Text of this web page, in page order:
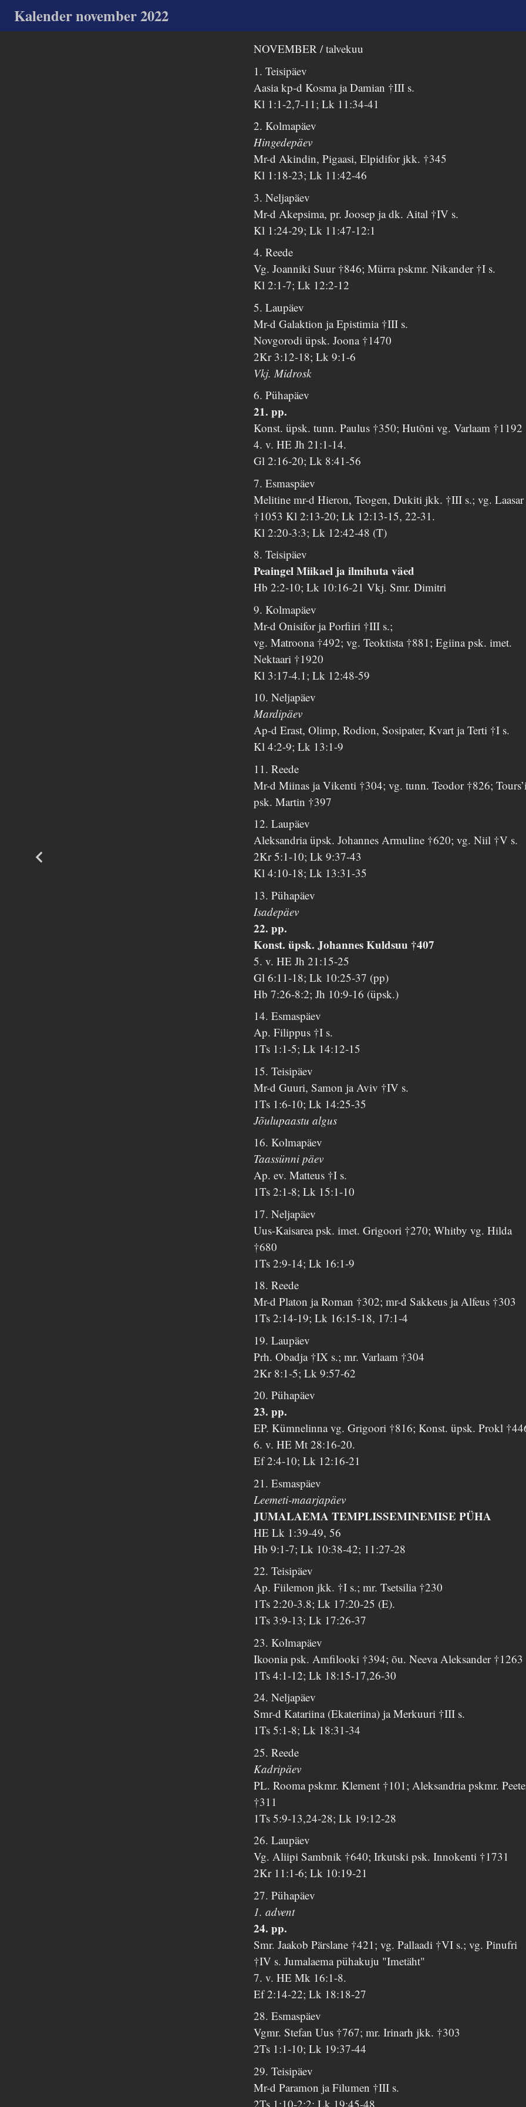
Kalender november 2022
NOVEMBER / talvekuu
1. Teisipäev
Aasia kp-d Kosma ja Damian †III s.
Kl 1:1-2,7-11; Lk 11:34-41
2. Kolmapäev
Hingedepäev
Mr-d Akindin, Pigaasi, Elpidifor jkk. †345
Kl 1:18-23; Lk 11:42-46
3. Neljapäev
Mr-d Akepsima, pr. Joosep ja dk. Aital †IV s.
Kl 1:24-29; Lk 11:47-12:1
4. Reede
Vg. Joanniki Suur †846; Mürra pskmr. Nikander †I s.
Kl 2:1-7; Lk 12:2-12
5. Laupäev
Mr-d Galaktion ja Epistimia †III s.
Novgorodi üpsk. Joona †1470
2Kr 3:12-18; Lk 9:1-6
Vkj. Midrosk
6. Pühapäev
21. pp.
Konst. üpsk. tunn. Paulus †350; Hutõni vg. Varlaam †1192
4. v. HE Jh 21:1-14.
Gl 2:16-20; Lk 8:41-56
7. Esmaspäev
Melitine mr-d Hieron, Teogen, Dukiti jkk. †III s.; vg. Laasar
†1053 Kl 2:13-20; Lk 12:13-15, 22-31.
Kl 2:20-3:3; Lk 12:42-48 (T)
8. Teisipäev
Peaingel Miikael ja ilmihuta väed
Hb 2:2-10; Lk 10:16-21 Vkj. Smr. Dimitri
9. Kolmapäev
Mr-d Onisifor ja Porfiiri †III s.;
vg. Matroona †492; vg. Teoktista †881; Egiina psk. imet.
Nektaari †1920
Kl 3:17-4.1; Lk 12:48-59
10. Neljapäev
Mardipäev
Ap-d Erast, Olimp, Rodion, Sosipater, Kvart ja Terti †I s.
Kl 4:2-9; Lk 13:1-9
11. Reede
Mr-d Miinas ja Vikenti †304; vg. tunn. Teodor †826;
psk. Martin †397
12. Laupäev
Aleksandria üpsk. Johannes Armuline †620; vg. Niil †V s.
2Kr 5:1-10; Lk 9:37-43
Kl 4:10-18; Lk 13:31-35
13. Pühapäev
Isadepäev
22. pp.
Konst. üpsk. Johannes Kuldsuu †407
5. v. HE Jh 21:15-25
Gl 6:11-18; Lk 10:25-37 (pp)
Hb 7:26-8:2; Jh 10:9-16 (üpsk.)
14. Esmaspäev
Ap. Filippus †I s.
1Ts 1:1-5; Lk 14:12-15
15. Teisipäev
Mr-d Guuri, Samon ja Aviv †IV s.
1Ts 1:6-10; Lk 14:25-35
Jõulupaastu algus
16. Kolmapäev
Taassünni päev
Ap. ev. Matteus †I s.
1Ts 2:1-8; Lk 15:1-10
17. Neljapäev
Uus-Kaisarea psk. imet. Grigoori †270; Whitby vg. Hilda
†680
1Ts 2:9-14; Lk 16:1-9
18. Reede
Mr-d Platon ja Roman †302; mr-d Sakkeus ja Alfeus †303
1Ts 2:14-19; Lk 16:15-18, 17:1-4
19. Laupäev
Prh. Obadja †IX s.; mr. Varlaam †304
2Kr 8:1-5; Lk 9:57-62
20. Pühapäev
23. pp.
EP. Kümnelinna vg. Grigoori †816; Konst. üpsk. Prokl
6. v. HE Mt 28:16-20.
Ef 2:4-10; Lk 12:16-21
21. Esmaspäev
Leemeti-maarjapäev
JUMALAEMA TEMPLISSEMINEMISE PÜHA
HE Lk 1:39-49, 56
Hb 9:1-7; Lk 10:38-42; 11:27-28
22. Teisipäev
Ap. Fiilemon jkk. †I s.; mr. Tsetsilia †230
1Ts 2:20-3.8; Lk 17:20-25 (E).
1Ts 3:9-13; Lk 17:26-37
23. Kolmapäev
Ikoonia psk. Amfilooki †394; õu. Neeva Aleksander †1263
1Ts 4:1-12; Lk 18:15-17,26-30
24. Neljapäev
Smr-d Katariina (Ekateriina) ja Merkuuri †III s.
1Ts 5:1-8; Lk 18:31-34
25. Reede
Kadripäev
PL. Rooma pskmr. Klement †101; Aleksandria pskmr.
†311
1Ts 5:9-13,24-28; Lk 19:12-28
26. Laupäev
Vg. Aliipi Sambnik †640; Irkutski psk. Innokenti †1731
2Kr 11:1-6; Lk 10:19-21
27. Pühapäev
1. advent
24. pp.
Smr. Jaakob Pärslane †421; vg. Pallaadi †VI s.; vg. Pinufri
†IV s. Jumalaema pühakuju "Imetäht"
7. v. HE Mk 16:1-8.
Ef 2:14-22; Lk 18:18-27
28. Esmaspäev
Vgmr. Stefan Uus †767; mr. Irinarh jkk. †303
2Ts 1:1-10; Lk 19:37-44
29. Teisipäev
Mr-d Paramon ja Filumen †III s.
2Ts 1:10-2:2; Lk 19:45-48.